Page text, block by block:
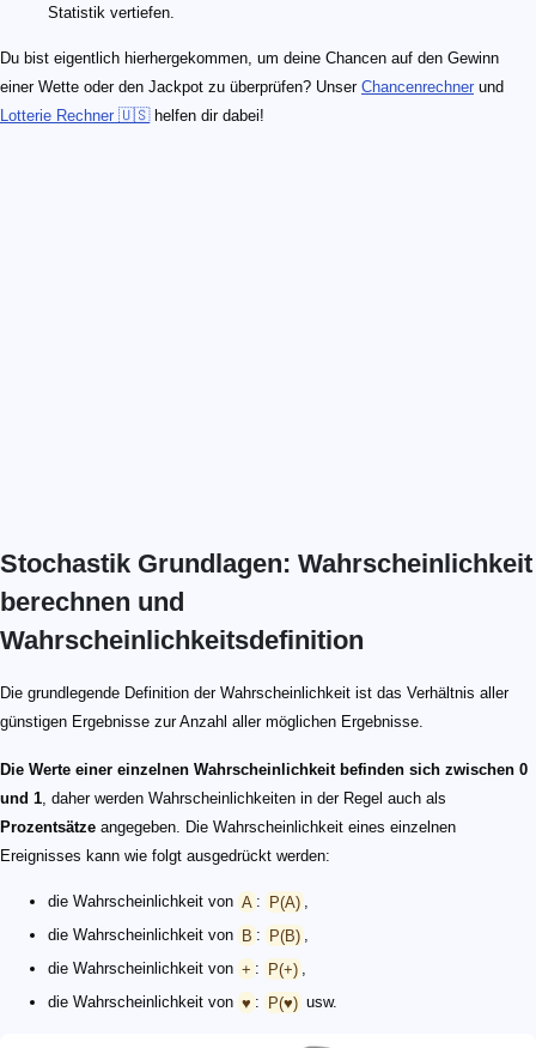
Statistik vertiefen.
Du bist eigentlich hierhergekommen, um deine Chancen auf den Gewinn
einer Wette oder den Jackpot zu überprüfen? Unser Chancenrechner und
Lotterie Rechner 🇺🇸helfen dir dabei!
Stochastik Grundlagen: Wahrscheinlichkeit
berechnen und
Wahrscheinlichkeitsdefinition
Die grundlegende Definition der Wahrscheinlichkeit ist das Verhältnis aller
günstigen Ergebnisse zur Anzahl aller möglichen Ergebnisse.
Die Werte einer einzelnen Wahrscheinlichkeit befinden sich zwischen 0
und 1, daher werden Wahrscheinlichkeiten in der Regel auch als
Prozentsätze angegeben. Die Wahrscheinlichkeit eines einzelnen
Ereignisses kann wie folgt ausgedrückt werden:
die Wahrscheinlichkeit von A : P(A) ,
die Wahrscheinlichkeit von B : P(B) ,
die Wahrscheinlichkeit von + : P(+) ,
die Wahrscheinlichkeit von ♥ : P(♥) usw.